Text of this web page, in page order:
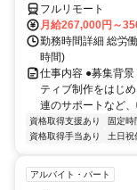
フルリモート
月給267,000円～
勤務時間詳細 総労
時間)
仕事内容 ●募集背
ティブ制作をはじ
連のサポートなど
資格取得支援あり 固定時
資格取得手当あり
土日祝
アルバイト・パート